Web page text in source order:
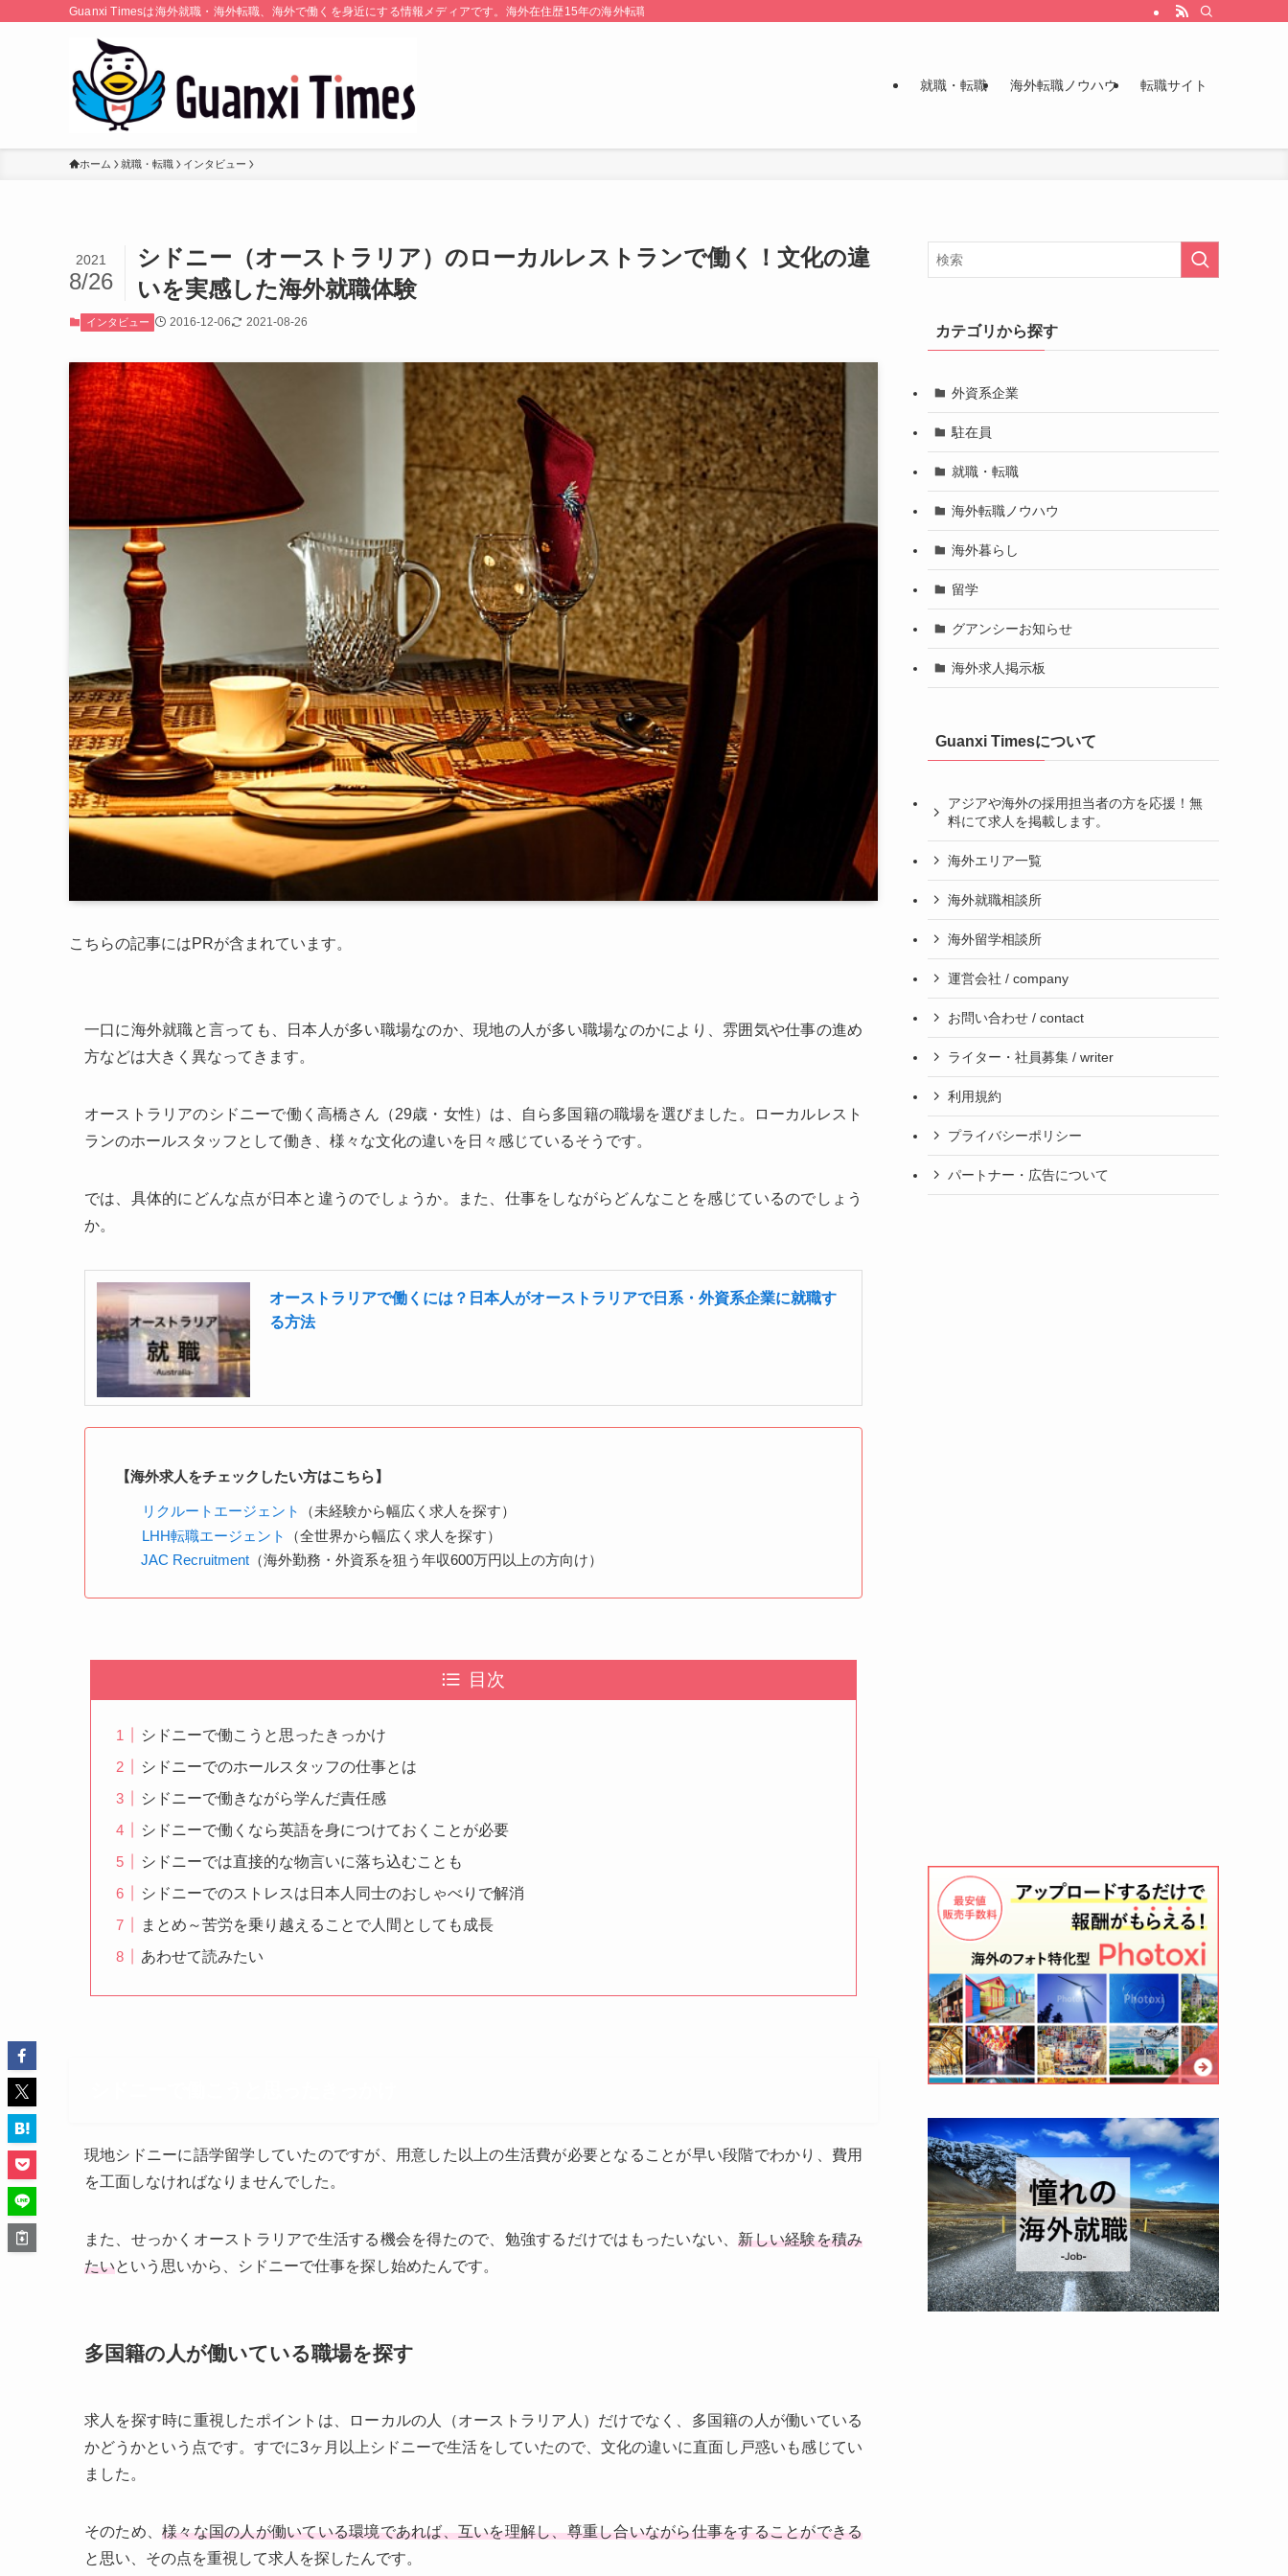
Guanxi Timesは海外就職・海外転職、海外で働くを身近にする情報メディアです。海外在住歴15年の海外転職のプロが監修・運営しています。
就職・転職 海外転職ノウハウ 転職サイト
ホーム 就職・転職 インタビュー
シドニー（オーストラリア）のローカルレストランで働く！文化の違
いを実感した海外就職体験
2021
8/26
インタビュー 2016-12-06 2021-08-26
こちらの記事にはPRが含まれています。
一口に海外就職と言っても、日本人が多い職場なのか、現地の人が多い職場なのかにより、雰囲気や仕事の進め
方などは大きく異なってきます。
オーストラリアのシドニーで働く高橋さん（29歳・女性）は、自ら多国籍の職場を選びました。ローカルレスト
ランのホールスタッフとして働き、様々な文化の違いを日々感じているそうです。
では、具体的にどんな点が日本と違うのでしょうか。また、仕事をしながらどんなことを感じているのでしょう
か。
オーストラリアで働くには？日本人がオーストラリアで日系・外資系企業に就職す
る方法
【海外求人をチェックしたい方はこちら】
リクルートエージェント
（未経験から幅広く求人を探す）
LHH転職エージェント
（全世界から幅広く求人を探す）
JAC Recruitment （海外勤務・外資系を狙う年収600万円以上の方向け）
目次
シドニーで働こうと思ったきっかけ
シドニーでのホールスタッフの仕事とは
シドニーで働きながら学んだ責任感
シドニーで働くなら英語を身につけておくことが必要
シドニーでは直接的な物言いに落ち込むことも
シドニーでのストレスは日本人同士のおしゃべりで解消
まとめ～苦労を乗り越えることで人間としても成長
あわせて読みたい
現地シドニーに語学留学していたのですが、用意した以上の生活費が必要となることが早い段階でわかり、費用
を工面しなければなりませんでした。
また、せっかくオーストラリアで生活する機会を得たので、勉強するだけではもったいない、新しい経験を積み
たいという思いから、シドニーで仕事を探し始めたんです。
多国籍の人が働いている職場を探す
求人を探す時に重視したポイントは、ローカルの人（オーストラリア人）だけでなく、多国籍の人が働いている
かどうかという点です。すでに3ヶ月以上シドニーで生活をしていたので、文化の違いに直面し戸惑いも感じてい
ました。
そのため、様々な国の人が働いている環境であれば、互いを理解し、尊重し合いながら仕事をすることができる
と思い、その点を重視して求人を探したんです。
カテゴリから探す
外資系企業
駐在員
就職・転職
海外転職ノウハウ
海外暮らし
留学
グアンシーお知らせ
海外求人掲示板
Guanxi Timesについて
アジアや海外の採用担当者の方を応援！無
料にて求人を掲載します。
海外エリア一覧
海外就職相談所
海外留学相談所
運営会社 / company
お問い合わせ / contact
ライター・社員募集 / writer
利用規約
プライバシーポリシー
パートナー・広告について